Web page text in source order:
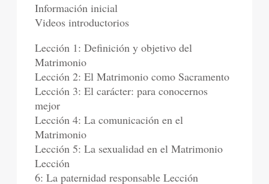
Información inicial
Videos introductorios
Lección 1: Definición y objetivo del
Matrimonio
Lección 2: El Matrimonio como Sacramento
Lección 3: El carácter: para conocernos
mejor
Lección 4: La comunicación en el
Matrimonio
Lección 5: La sexualidad en el Matrimonio
Lección
6: La paternidad responsable Lección